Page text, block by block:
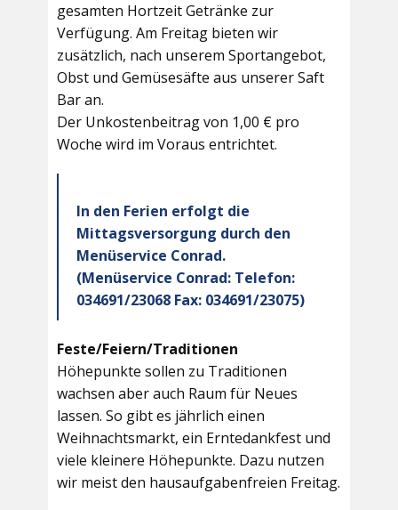
gesamten Hortzeit Getränke zur
Verfügung. Am Freitag bieten wir
zusätzlich, nach unserem Sportangebot,
Obst und Gemüsesäfte aus unserer Saft
Bar an.
Der Unkostenbeitrag von 1,00 € pro
Woche wird im Voraus entrichtet.
In den Ferien erfolgt die
Mittagsversorgung durch den
Menüservice Conrad.
(Menüservice Conrad: Telefon:
034691/23068 Fax: 034691/23075)
Feste/Feiern/Traditionen
Höhepunkte sollen zu Traditionen
wachsen aber auch Raum für Neues
lassen. So gibt es jährlich einen
Weihnachtsmarkt, ein Erntedankfest und
viele kleinere Höhepunkte. Dazu nutzen
wir meist den hausaufgabenfreien Freitag.